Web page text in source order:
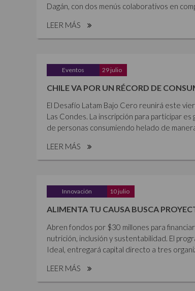
Dagán, con dos menús colaborativos en
LEER MÁS
Eventos 29 julio
CHILE VA POR UN RÉCORD DE
El Desafío Latam Bajo Cero reunirá este
Las Condes. La inscripción para participar
de personas consumiendo helado de
LEER MÁS
Innovación 10 julio
ALIMENTA TU CAUSA BUSCA
Abren fondos por $30 millones para
nutrición, inclusión y sustentabilidad. El
Ideal, entregará capital directo a tres
LEER MÁS